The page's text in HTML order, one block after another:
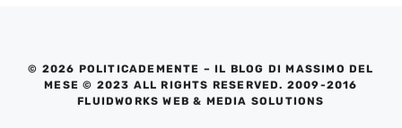
© 2026 POLITICADEMENTE – IL BLOG DI MASSIMO DEL
MESE © 2023 ALL RIGHTS RESERVED. 2009-2016
FLUIDWORKS WEB & MEDIA SOLUTIONS